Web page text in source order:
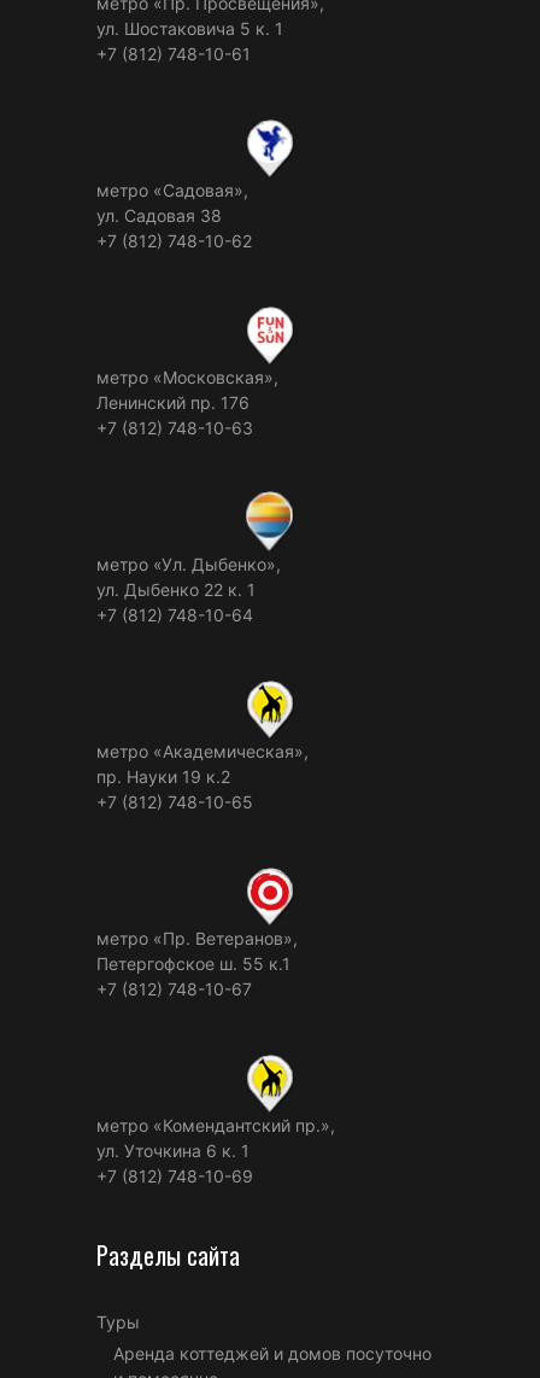
ул. Шостаковича 5 к. 1
+7 (812) 748-10-61
метро «Садовая»,
ул. Садовая 38
+7 (812) 748-10-62
метро «Московская»,
Ленинский пр. 176
+7 (812) 748-10-63
метро «Ул. Дыбенко»,
ул. Дыбенко 22 к. 1
+7 (812) 748-10-64
метро «Академическая»,
пр. Науки 19 к.2
+7 (812) 748-10-65
метро «Пр. Ветеранов»,
Петергофское ш. 55 к.1
+7 (812) 748-10-67
метро «Комендантский пр.»,
ул. Уточкина 6 к. 1
+7 (812) 748-10-69
Разделы сайта
Туры
Аренда коттеджей и домов посуточно